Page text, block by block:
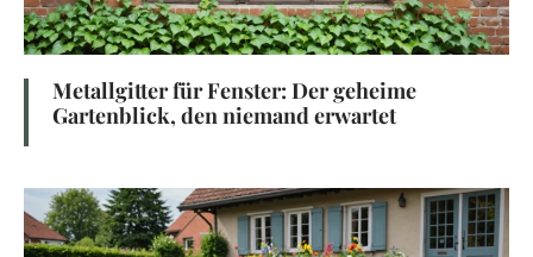
Metallgitter für Fenster: Der geheime
Gartenblick, den niemand erwartet